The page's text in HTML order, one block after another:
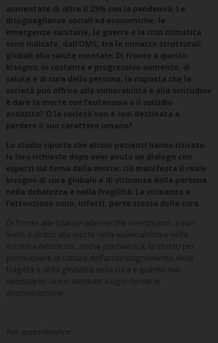
aumentate di oltre il 25% con la pandemia. Le
disuguaglianze sociali ed economiche, le
emergenze sanitarie, la guerra e la crisi climatica
sono indicate, dall’OMS, tra le minacce strutturali
globali alla salute mentale. Di fronte a questo
bisogno, in costante e progressivo aumento, di
salute e di cura della persona, la risposta che la
società può offrire alla vulnerabilità e alla solitudine
è dare la morte con l’eutanasia o il suicidio
assistito? O la società non è così destinata a
perdere il suo carattere umano?
Lo studio riporta che alcuni pazienti hanno ritirato
le loro richieste dopo aver avuto un dialogo con
esperti sul tema della morte: ciò manifesta il reale
bisogno di cura globale e di vicinanza della persona
nella debolezza e nella fragilità. La vicinanza e
l’attenzione sono, infatti, parte stessa della cura.
Di fronte alle istanze odierne che rivendicano, a vari
livelli, il diritto alla morte nella vulnerabilità e nella
estrema debolezza, anche psichiatrica, lo sforzo per
promuovere la cultura dell’accompagnamento nella
fragilità e della globalità della cura è quanto mai
necessario, unico antidoto a ogni forma di
discriminazione.
Per approfondire: